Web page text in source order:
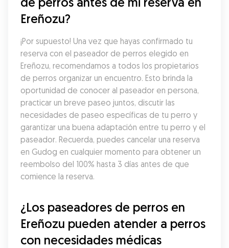
Ereñozu?
¡Por supuesto! Una vez que hayas confirmado tu
reserva con el paseador de perros elegido en
Ereñozu, recomendamos a todos los propietarios
de perros organizar un encuentro. Esto brinda la
oportunidad de conocer al paseador en persona,
practicar un breve paseo juntos, discutir las
necesidades de paseo específicas de tu perro y
garantizar una buena adaptación entre tu perro y el
paseador. Recuerda, puedes cancelar una reserva
en Gudog en cualquier momento para obtener un
reembolso del 100% hasta 3 días antes de que
comience la reserva.
¿Los paseadores de perros en
Ereñozu pueden atender a perros
con necesidades médicas